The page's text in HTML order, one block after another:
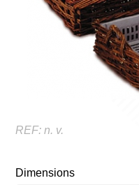
REF:n. v.
Dimensions